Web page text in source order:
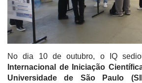
No dia 10 de outubro, o IQ
Internacional de Iniciação
Universidade de São Paulo